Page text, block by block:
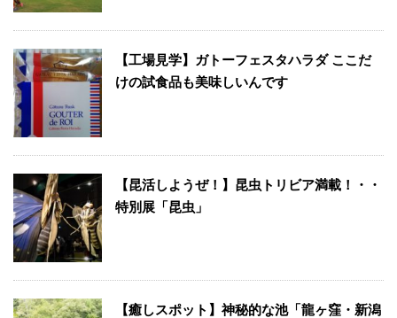
【工場見学】ガトーフェスタハラダ ここだ
けの試食品も美味しいんです
【昆活しようぜ！】昆虫トリビア満載！・・
特別展「昆虫」
【癒しスポット】神秘的な池「龍ヶ窪・新潟